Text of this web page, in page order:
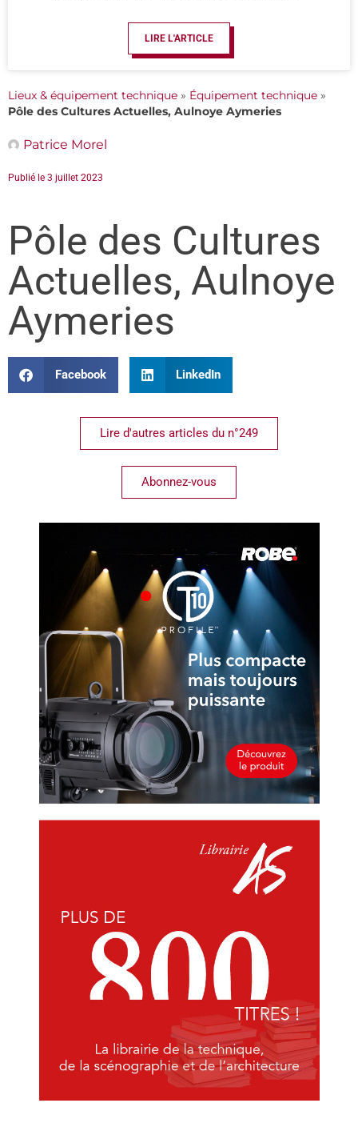
LIRE L'ARTICLE
Lieux & équipement technique » Équipement technique »
Pôle des Cultures Actuelles, Aulnoye Aymeries
Patrice Morel
Publié le 3 juillet 2023
Pôle des Cultures
Actuelles, Aulnoye
Aymeries
Facebook LinkedIn
Lire d'autres articles du n°249
Abonnez-vous